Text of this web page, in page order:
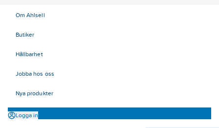
Om Ahlsell
Butiker
Hållbarhet
Jobba hos oss
Nya produkter
Logga in